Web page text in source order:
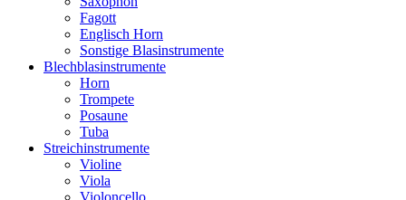
Fagott
Englisch Horn
Sonstige Blasinstrumente
Blechblasinstrumente
Horn
Trompete
Posaune
Tuba
Streichinstrumente
Violine
Viola
Violoncello